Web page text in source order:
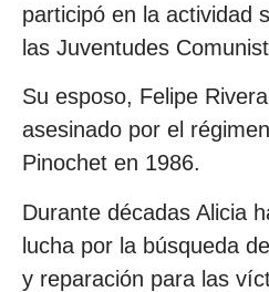
participó en la actividad
las Juventudes
Su esposo, Felipe
asesinado por el
Pinochet en 1986.
Durante décadas Alicia
lucha por la búsqueda
y reparación para las